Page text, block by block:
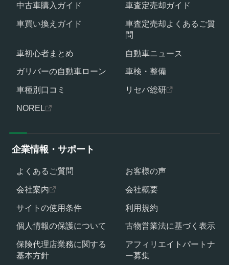
中古車購入ガイド
車査定売却ガイド
車買い換えガイド
車査定売却よくあるご質
問
車初心者まとめ
自動車ニュース
ガリバーの自動車ローン
車検・整備
車種別口コミ
リセバ総研
NOREL
企業情報・サポート
よくあるご質問
お客様の声
会社案内
会社概要
サイトの使用条件
利用規約
個人情報の保護について
古物営業法に基づく表示
保険代理店業務に関する
基本方針
アフィリエイトパートナ
ー募集